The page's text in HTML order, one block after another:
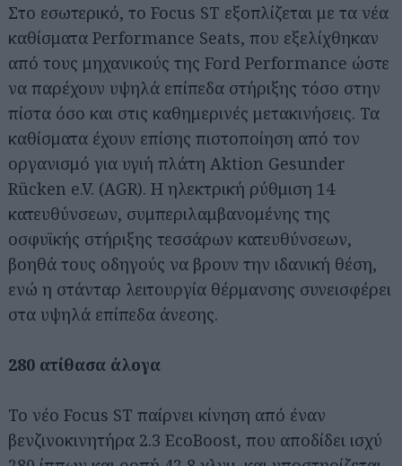
Στο εσωτερικό, το Focus ST εξοπλίζεται με τα νέα
καθίσματα Performance Seats, που εξελίχθηκαν
από τους μηχανικούς της Ford Performance ώστε
να παρέχουν υψηλά επίπεδα στήριξης τόσο στην
πίστα όσο και στις καθημερινές μετακινήσεις. Τα
καθίσματα έχουν επίσης πιστοποίηση από τον
οργανισμό για υγιή πλάτη Aktion Gesunder
Rücken e.V. (AGR). Η ηλεκτρική ρύθμιση 14
κατευθύνσεων, συμπεριλαμβανομένης της
οσφυϊκής στήριξης τεσσάρων κατευθύνσεων,
βοηθά τους οδηγούς να βρουν την ιδανική θέση,
ενώ η στάνταρ λειτουργία θέρμανσης συνεισφέρει
στα υψηλά επίπεδα άνεσης.
280 ατίθασα άλογα
Το νέο Focus ST παίρνει κίνηση από έναν
βενζινοκινητήρα 2.3 EcoBoost, που αποδίδει ισχύ